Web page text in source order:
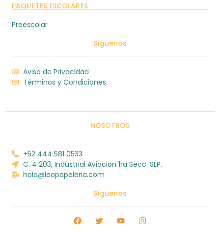
PAQUETES ESCOLARES
Preescolar
Síguenos
Aviso de Privacidad
Términos y Condiciones
NOSOTROS
+52 444 581 0533
C. 4 203, Industrial Aviacion 1ra Secc. SLP.
hola@leopapeleria.com
Síguenos